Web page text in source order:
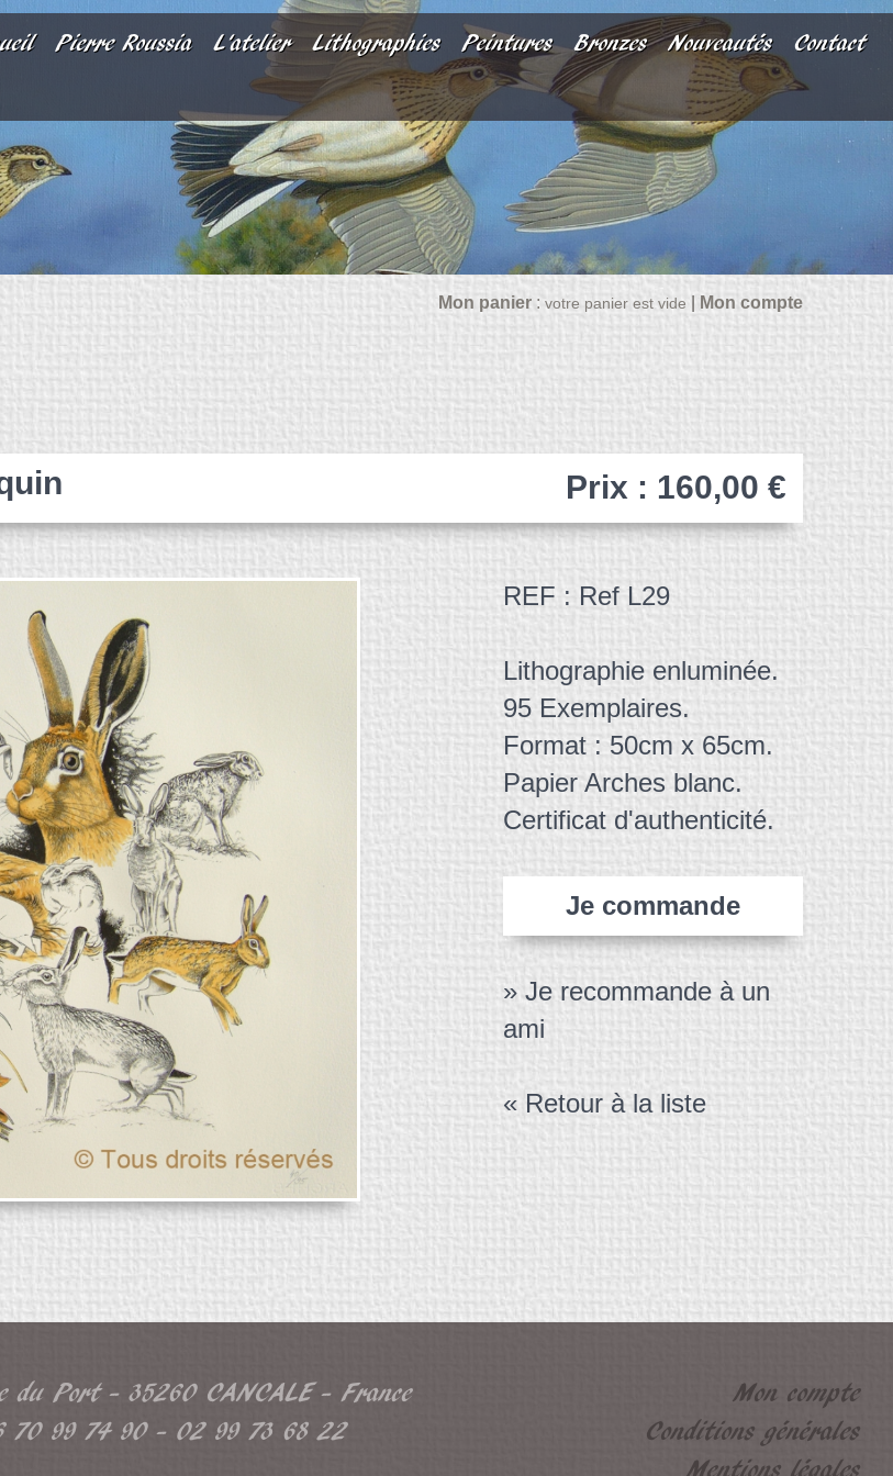
Pierre Roussia L'atelier Lithographies Peintures Bronzes Nouveautés Contact
Mon panier: votre panier est vide Mon compte
Prix : 160,00 €
REF : Ref L29
Lithographie enluminée.
95 Exemplaires.
Format : 50cm x 65cm.
Papier Arches blanc.
Certificat d'authenticité.
Je commande
» Je recommande à un
ami
« Retour à la liste
du Port - 35260 CANCALE - France
70 99 74 90 - 02 99 73 68 22
Mon compte
Conditions générales